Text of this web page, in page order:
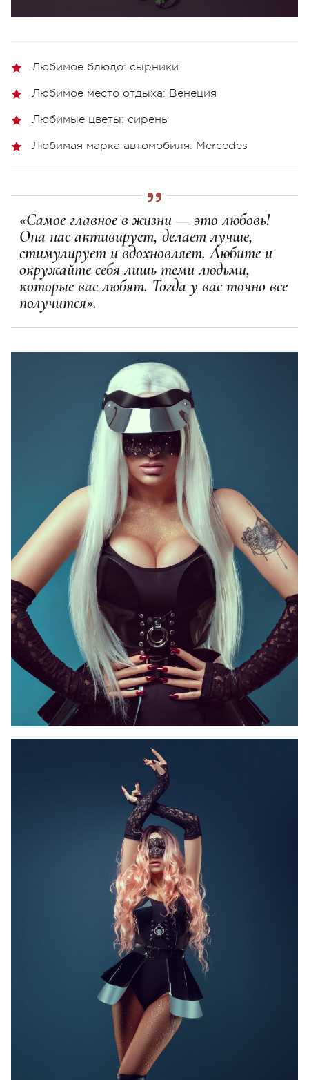
Любимое блюдо: сырники
Любимое место отдыха: Венеция
Любимые цветы: сирень
Любимая марка автомобиля: Mercedes
«Самое главное в жизни — это любовь!
Она нас активирует, делает лучше,
стимулирует и вдохновляет. Любите и
окружайте себя лишь теми людьми,
которые вас любят. Тогда у вас точно все
получится».